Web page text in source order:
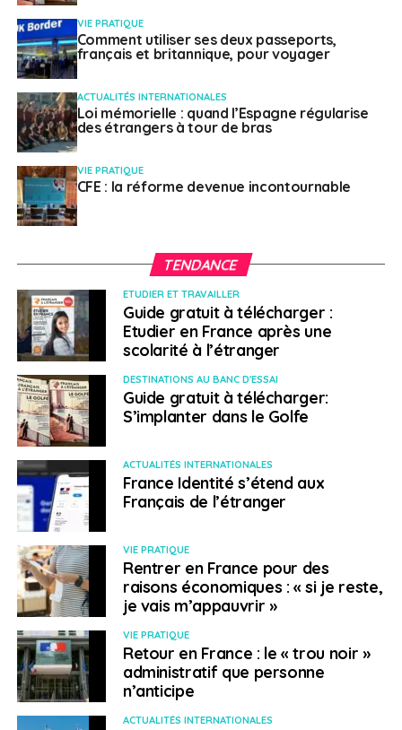
autour du volcan. Il convient d’observer la plus grande
prudence, de s’informer régulièrement (
site de
surveillance des volcans en anglais) et de respecter
strictement les instructions des autorités locales.
Israël/territoires palestiniens–
Situation sécuritaire à Jérusalem
Publié le : 06/04/2023
De nombreux affrontements ont éclaté ces derniers
jours entre les forces de police israéliennes et la
population palestinienne, en particulier sur et à
proximité de l’esplanade des mosquées. Il est
vraisemblable que ces affrontements se poursuivent
dans les prochains jours.
Dans ce contexte, il est recommandé d’éviter de se
déplacer dans la vieille ville de Jérusalem à la nuit
tombée, et en particulier de ne pas se rendre à
proximité de l’esplanade des mosquées durant la nuit. Il
convient de rester informé de la situation.
Kenya – Manifestations–Publié le :
30/03/2023
Des manifestations ont été annoncées les lundis et
jeudis, à compter du 27 mars, notamment à Nairobi
Certaines d’entre elles ont pu, par le passé, revêtir un
caractère violent. Les itinéraires empruntés par les
manifestants ne sont généralement pas communiqués
VIE PRATIQUE
Comment utiliser ses deux passeports,
français et britannique, pour voyager
ACTUALITÉS INTERNATIONALES
Loi mémorielle : quand l’Espagne régularise
des étrangers à tour de bras
VIE PRATIQUE
CFE : la réforme devenue incontournable
TENDANCE
ETUDIER ET TRAVAILLER
Guide gratuit à télécharger :
Etudier en France après une
scolarité à l’étranger
DESTINATIONS AU BANC D'ESSAI
Guide gratuit à télécharger:
S’implanter dans le Golfe
ACTUALITÉS INTERNATIONALES
France Identité s’étend aux
Français de l’étranger
VIE PRATIQUE
Rentrer en France pour des
raisons économiques : « si je reste,
je vais m’appauvrir »
VIE PRATIQUE
Retour en France : le « trou noir »
administratif que personne
n’anticipe
ACTUALITÉS INTERNATIONALES